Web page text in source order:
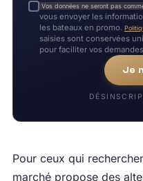
Vos données ne seront pas
vous envoyer les
les bateaux en promo.
saisies sont conservées
pour faciliter vos
Je
Pour ceux qui
marché propose des